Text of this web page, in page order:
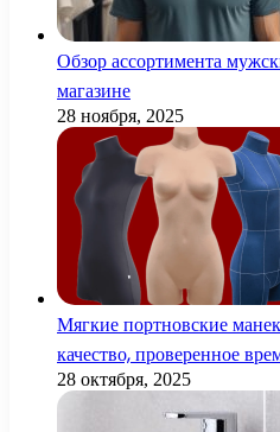
Обзор ассортимента
магазине
28 ноября, 2025
Мягкие портновские
качество, проверенное
28 октября, 2025